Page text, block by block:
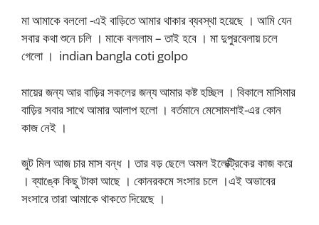
মা আমাকে বললো -এই বাড়িতে আমার থাকার ব্যবস্থা হয়েছে । আমি যেন
সবার কথা শুনে চলি । মাকে বললাম – তাই হবে । মা দুপুরবেলায় চলে
গেলো । indian bangla coti golpo
মায়ের জন্য আর বাড়ির সকলের জন্য আমার কষ্ট হচ্ছিল । বিকালে মাসিমার
বাড়ির সবার সাথে আমার আলাপ হলো । বর্তমানে মেসোমশাই-এর কোন
কাজ নেই ।
জুট মিল আজ চার মাস বন্ধ । তার বড় ছেলে অমল ইলেক্ট্রিকের কাজ করে
। ব্যাঙ্কে কিছু টাকা আছে । কোনরকমে সংসার চলে ।এই অভাবের
সংসারে তারা আমাকে থাকতে দিয়েছে ।